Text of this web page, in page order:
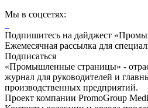
Мы в соцсетях:
Подпишитесь на дайджест
Ежемесячная рассылка для
Подписаться
«Промышленные страницы» -
журнал для руководителей и
производственных предприятий.
Проект компании PromoGroup